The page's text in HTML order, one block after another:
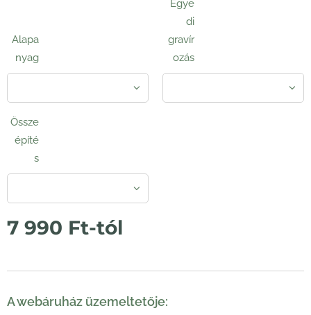
Alapa
nyag
Egye
di
gravír
ozás
Össze
építé
s
7 990 Ft-tól
A webáruház üzemeltetője: